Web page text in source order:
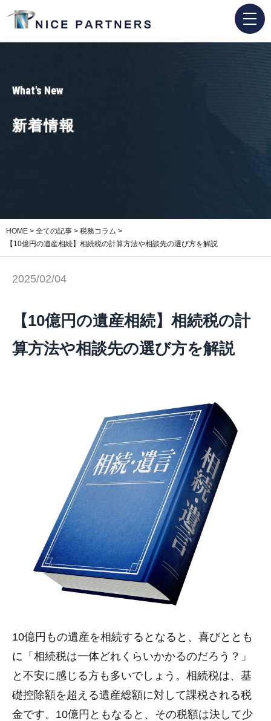
What's New
新着情報
HOME > 全ての記事 > 税務コラム >
【10億円の遺産相続】相続税の計算方法や相談先の選び方を解説
2025/02/04
【10億円の遺産相続】相続税の計
算方法や相談先の選び方を解説
10億円もの遺産を相続するとなると、喜びととも
に「相続税は一体どれくらいかかるのだろう？」
と不安に感じる方も多いでしょう。相続税は、基
礎控除額を超える遺産総額に対して課税される税
金です。10億円ともなると、その税額は決して少